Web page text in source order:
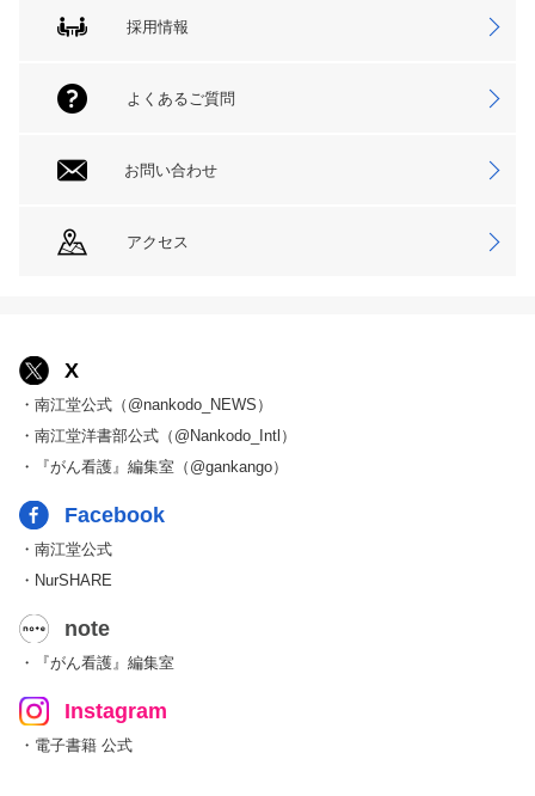
採用情報
よくあるご質問
お問い合わせ
アクセス
X
・南江堂公式（@nankodo_NEWS）
・南江堂洋書部公式（@Nankodo_Intl）
・『がん看護』編集室（@gankango）
Facebook
・南江堂公式
・NurSHARE
note
・『がん看護』編集室
Instagram
・電子書籍 公式